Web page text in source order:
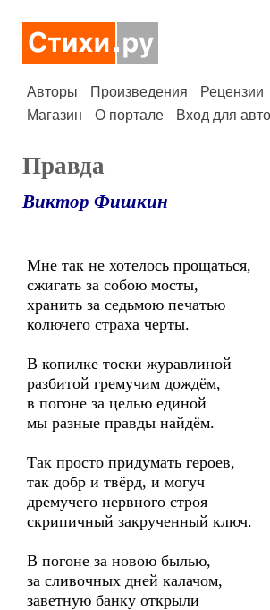
Авторы Произведения Рецензии
Магазин
О портале Вход для
Правда
Виктор Фишкин
Мне так не хотелось прощаться,
сжигать за собою мосты,
хранить за седьмою печатью
колючего страха черты.
В копилке тоски журавлиной
разбитой гремучим дождём,
в погоне за целью единой
мы разные правды найдём.
Так просто придумать героев,
так добр и твёрд, и могуч
дремучего нервного строя
скрипичный закрученный ключ.
В погоне за новою былью,
за сливочных дней калачом,
заветную банку открыли